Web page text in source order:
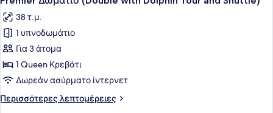
Tour
and
Shuttle)
όλων
των
φωτογραφιών
για
Premier
Δωμάτιο
(Double
with
38 τ.μ.
1 υπνοδωμάτιο
Για 3 άτομα
1 Queen Κρεβάτι
Δωρεάν ασύρματο ίντερνετ
Περισσότερες λεπτομέρειες
Περισσότερες